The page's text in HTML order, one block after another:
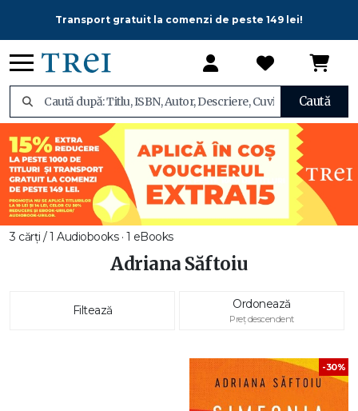
Transport gratuit la comenzi de peste 149 lei!
Caută
3 cărți / 1 Audiobooks · 1 eBooks
Adriana Săftoiu
Filtează Ordonează
Preț descendent
-30%